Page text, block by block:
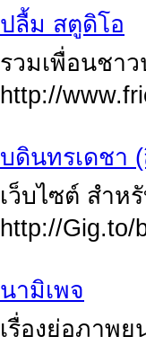
ปลื้ม สตูดิโอ
รวมเพื่อนชา
http://
บดินทรเดชา
เว็บไซต์ สำห
http://Gig.to/
นามิเพจ
เรื่องย่อภาพ